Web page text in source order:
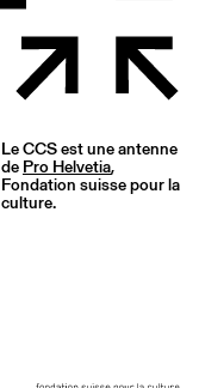
Le CCS est une antenne
de Pro Helvetia,
Fondation suisse pour la
culture.